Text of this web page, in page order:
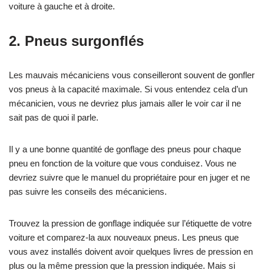
voiture à gauche et à droite.
2. Pneus surgonflés
Les mauvais mécaniciens vous conseilleront souvent de gonfler
vos pneus à la capacité maximale. Si vous entendez cela d’un
mécanicien, vous ne devriez plus jamais aller le voir car il ne
sait pas de quoi il parle.
Il y a une bonne quantité de gonflage des pneus pour chaque
pneu en fonction de la voiture que vous conduisez. Vous ne
devriez suivre que le manuel du propriétaire pour en juger et ne
pas suivre les conseils des mécaniciens.
Trouvez la pression de gonflage indiquée sur l’étiquette de votre
voiture et comparez-la aux nouveaux pneus. Les pneus que
vous avez installés doivent avoir quelques livres de pression en
plus ou la même pression que la pression indiquée. Mais si